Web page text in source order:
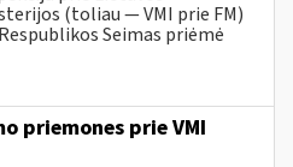
(toliau — VMI prie FM)
Seimas priėmė
priemones prie VMI